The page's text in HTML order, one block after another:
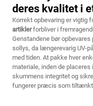
deres kvalitet i
Korrekt opbevaring er vigtig
artiklerforbliver i
Genstandene bør
sollys, da længerevarig UV-
med tiden. At pakke hver
materiale, inden de
skummens integritet og
fungerer præcis som